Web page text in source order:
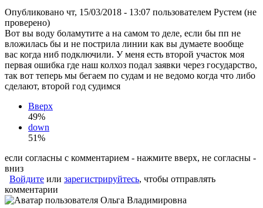
Опубликовано чт, 15/03/2018 - 13:07 пользователем Рустем (не
проверено)
Вот вы воду боламутите а на самом то деле, если бы пп не
вложилась бы и не пострила линии как вы думаете вообще
вас когда ниб подключили. У меня есть второй участок моя
первая ошибка где наш колхоз подал заявки через государство,
так вот теперь мы бегаем по судам и не ведомо когда что либо
сделают, второй год судимся
Вверх
49%
down
51%
если согласны с комментарием - нажмите вверх, не согласны -
вниз
Войдите или зарегистрируйтесь, чтобы отправлять
комментарии